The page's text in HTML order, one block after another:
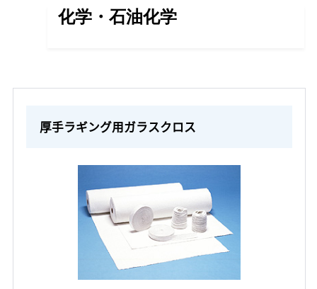
化学・石油化学
厚手ラギング用ガラスクロス